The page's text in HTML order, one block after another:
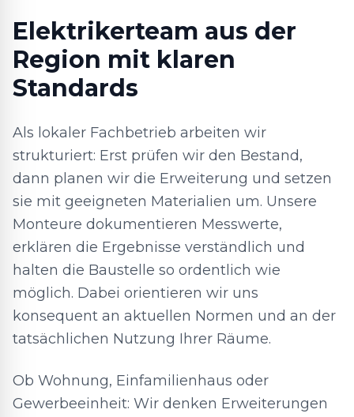
Elektrikerteam aus der
Region mit klaren
Standards
Als lokaler Fachbetrieb arbeiten wir
strukturiert: Erst prüfen wir den Bestand,
dann planen wir die Erweiterung und setzen
sie mit geeigneten Materialien um. Unsere
Monteure dokumentieren Messwerte,
erklären die Ergebnisse verständlich und
halten die Baustelle so ordentlich wie
möglich. Dabei orientieren wir uns
konsequent an aktuellen Normen und an der
tatsächlichen Nutzung Ihrer Räume.
Ob Wohnung, Einfamilienhaus oder
Gewerbeeinheit: Wir denken Erweiterungen